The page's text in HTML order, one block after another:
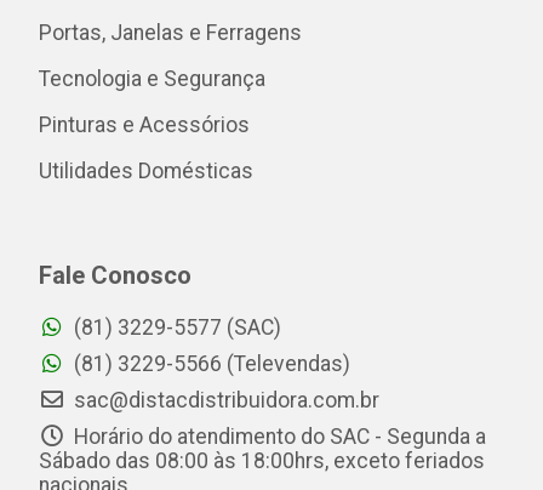
Portas, Janelas e Ferragens
Tecnologia e Segurança
Pinturas e Acessórios
Utilidades Domésticas
Fale Conosco
(81) 3229-5577 (SAC)
(81) 3229-5566 (Televendas)
sac@distacdistribuidora.com.br
Horário do atendimento do SAC - Segunda a
Sábado das 08:00 às 18:00hrs, exceto feriados
nacionais.